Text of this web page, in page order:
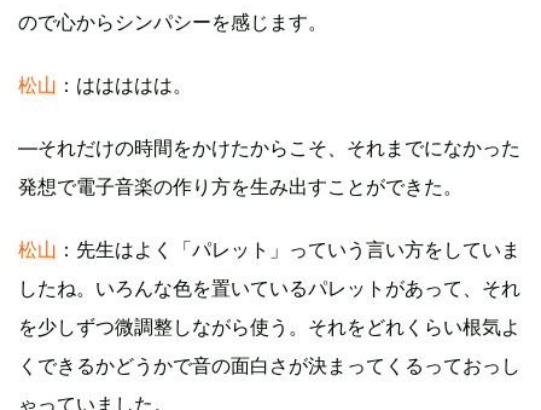
ので心からシンパシーを感じます。
松山 ：ははははは。
―それだけの時間をかけたからこそ、それまでになかった
発想で電子音楽の作り方を生み出すことができた。
松山 ：先生はよく「パレット」っていう言い方をしていま
したね。いろんな色を置いているパレットがあって、それ
を少しずつ微調整しながら使う。それをどれくらい根気よ
くできるかどうかで音の面白さが決まってくるっておっし
ゃっていました。